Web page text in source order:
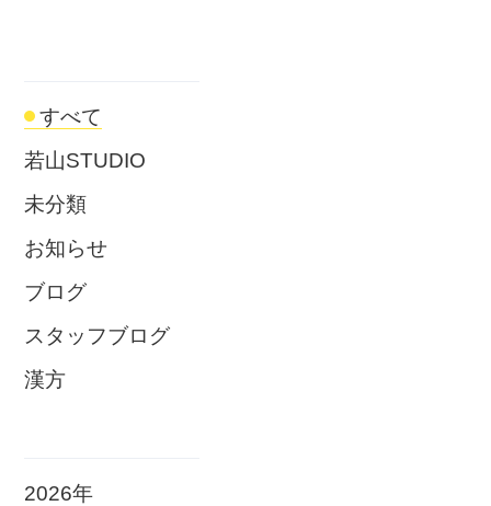
すべて
若山STUDIO
未分類
お知らせ
ブログ
スタッフブログ
漢方
2026年